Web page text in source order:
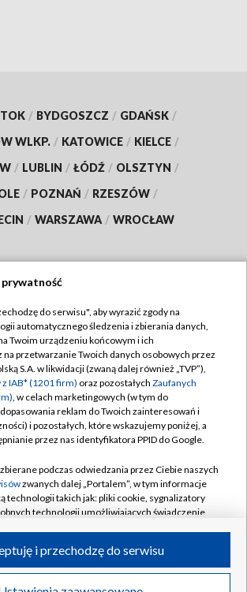
/ BYDGOSZCZ / GDAŃSK /
WLKP. / KATOWICE / KIELCE /
/ LUBLIN / ŁÓDŹ / OLSZTYN /
/ POZNAŃ / RZESZÓW /
/ WARSZAWA / WROCŁAW
TVP
TVP
Cyfrowa
Regulamin TVP
Polityka prywatności
Moje zgody
Pomoc
Kontakt
Kanały
Telewizja Polska S.A. w likwidacji
prywatność
do serwisu", aby wyrazić zgody na
automatycznego śledzenia i zbierania danych,
Twoim urządzeniu końcowym i ich
przetwarzanie Twoich danych osobowych przez
S.A. w likwidacji (zwaną dalej również „TVP”),
IAB* (1201 firm) oraz pozostałych Zaufanych
, w celach marketingowych (w tym do
reklam do Twoich zainteresowań i
i pozostałych, które wskazujemy poniżej, a
przez nas identyfikatora PPID do Google.
podczas odwiedzania przez Ciebie naszych
zwanych dalej „Portalem”, w tym informacje
technologii takich jak: pliki cookie, sygnalizatory
technologii umożliwiających świadczenie
podczas odwiedzania przez Ciebie
i przechodzę do serwisu